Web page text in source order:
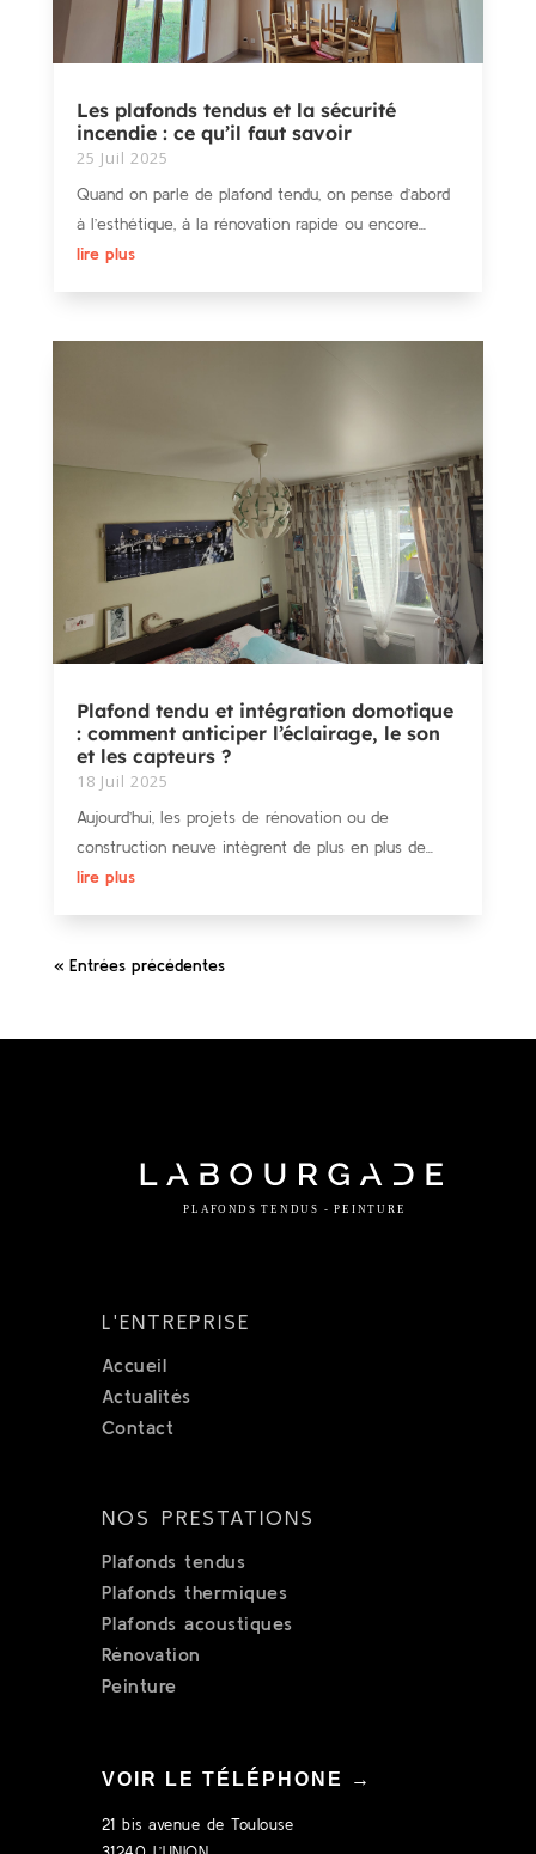
Les plafonds tendus et la sécurité
incendie : ce qu’il faut savoir
25 Juil 2025
Quand on parle de plafond tendu, on pense d’abord
à l’esthétique, à la rénovation rapide ou encore...
lire plus
Plafond tendu et intégration domotique
: comment anticiper l’éclairage, le son
et les capteurs ?
18 Juil 2025
Aujourd’hui, les projets de rénovation ou de
construction neuve intègrent de plus en plus de...
lire plus
« Entrées précédentes
L'ENTREPRISE
Accueil
Actualités
Contact
NOS PRESTATIONS
Plafonds tendus
Plafonds thermiques
Plafonds acoustiques
Rénovation
Peinture
VOIR LE TÉLÉPHONE →
21 bis avenue de Toulouse